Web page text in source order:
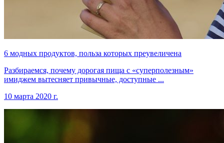
6 модных продуктов, польза которых преувеличена
Разбираемся, почему дорогая пища с «суперполезным»
имиджем вытесняет привычные, доступные ...
10 марта 2020 г.